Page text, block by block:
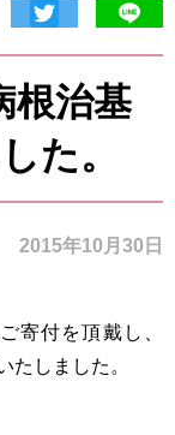
根治基
た。
2015年10月30日
寄付を頂戴し、
たしました。